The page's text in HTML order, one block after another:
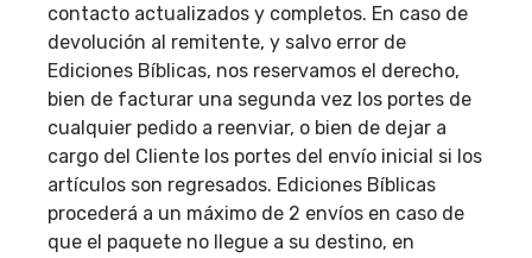
contacto actualizados y completos. En caso de
devolución al remitente, y salvo error de
Ediciones Bíblicas, nos reservamos el derecho,
bien de facturar una segunda vez los portes de
cualquier pedido a reenviar, o bien de dejar a
cargo del Cliente los portes del envío inicial si los
artículos son regresados. Ediciones Bíblicas
procederá a un máximo de 2 envíos en caso de
que el paquete no llegue a su destino, en